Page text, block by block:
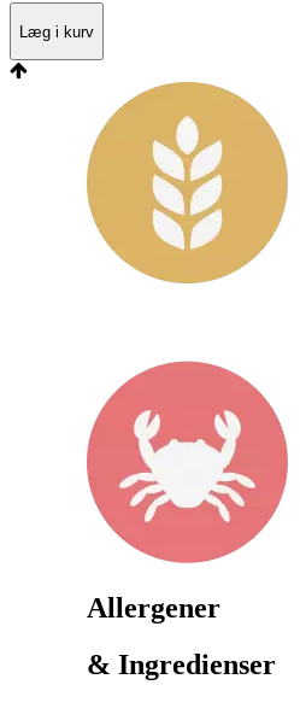
Læg i kurv
Allergener
& Ingredienser